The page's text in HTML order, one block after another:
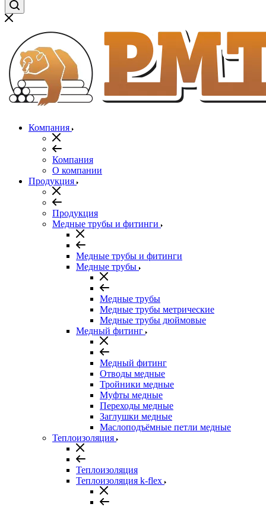
Компания
Компания
О компании
Продукция
Продукция
Медные трубы и фитинги
Медные трубы и фитинги
Медные трубы
Медные трубы
Медные трубы метрические
Медные трубы дюймовые
Медный фитинг
Медный фитинг
Отводы медные
Тройники медные
Муфты медные
Переходы медные
Заглушки медные
Маслоподъёмные петли медные
Теплоизоляция
Теплоизоляция
Теплоизоляция k-flex